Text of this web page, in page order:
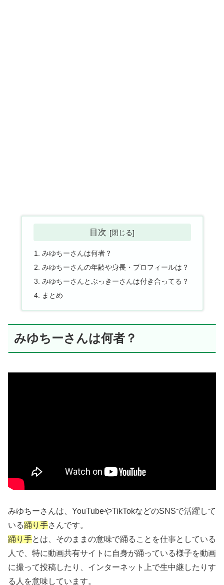
目次
みゆちーさんは何者？
みゆちーさんの年齢や身長・プロフィールは？
みゆちーさんとぶっきーさんは付き合ってる？
まとめ
みゆちーさんは何者？
みゆちーさんは、YouTubeやTikTokなどのSNSで活躍して
いる踊り手さんです。
踊り手とは、そのままの意味で踊ることを仕事としている
人で、特に動画共有サイトに自身が踊っている様子を動画
に撮って投稿したり、インターネット上で生中継したりす
る人を意味しています。